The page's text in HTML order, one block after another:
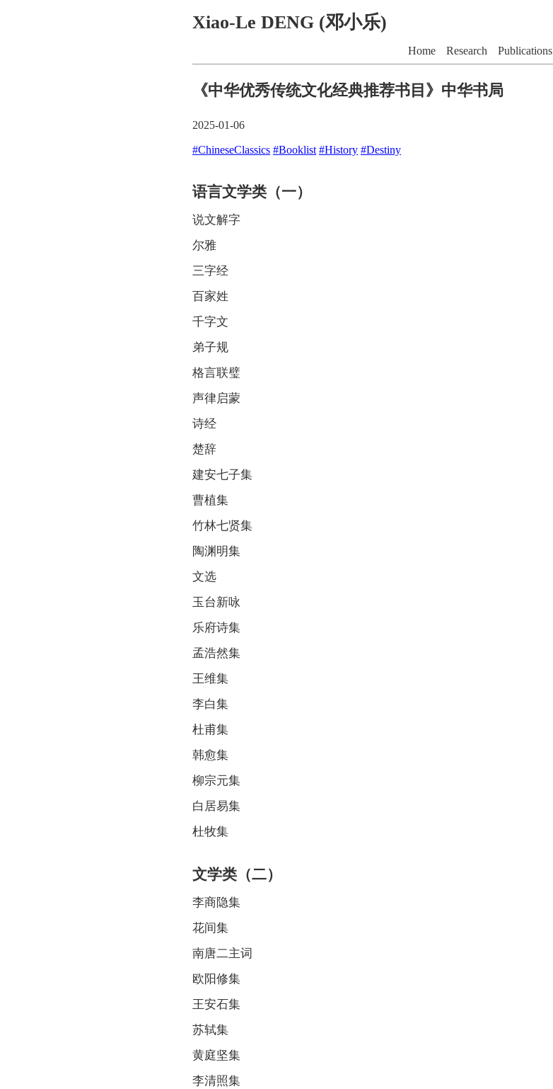
Xiao-Le DENG (邓小乐)
Home Research Publications
《中华优秀传统文化经典推荐书目》中华书局
2025-01-06
#ChineseClassics #Booklist #History #Destiny
语言文学类（一）
说文解字
尔雅
三字经
百家姓
千字文
弟子规
格言联璧
声律启蒙
诗经
楚辞
建安七子集
曹植集
竹林七贤集
陶渊明集
文选
玉台新咏
乐府诗集
孟浩然集
王维集
李白集
杜甫集
韩愈集
柳宗元集
白居易集
杜牧集
文学类（二）
李商隐集
花间集
南唐二主词
欧阳修集
王安石集
苏轼集
黄庭坚集
李清照集